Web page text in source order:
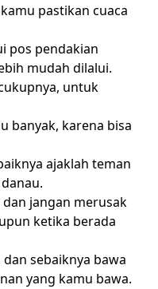
pastikan cuaca
pos pendakian
mudah dilalui.
untuk
banyak, karena bisa
ajaklah teman
jangan merusak
ketika berada
sebaiknya bawa
yang kamu bawa.